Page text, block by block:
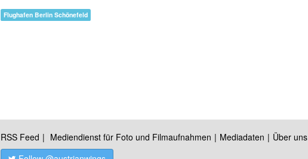
Flughafen Berlin Schönefeld
RSS Feed Mediendienst für Foto und Filmaufnahmen Mediadaten Über uns